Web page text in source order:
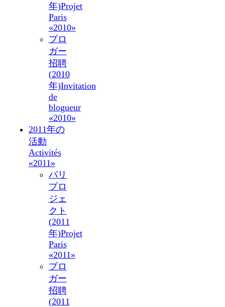
年)Projet
Paris
«2010»
プロ
ガー
招聘
(2010
年)Invitation
de
blogueur
«2010»
2011年の
活動
Activités
«2011»
パリ
プロ
ジェ
クト
(2011
年)Projet
Paris
«2011»
プロ
ガー
招聘
(2011